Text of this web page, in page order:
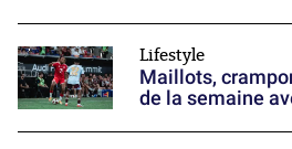
Lifestyle
Maillots,
de la semaine